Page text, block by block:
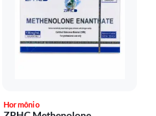
Hormônio